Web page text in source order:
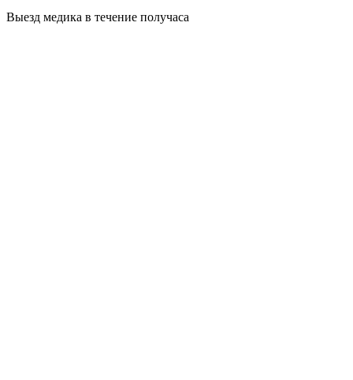
Выезд медика в течение получаса